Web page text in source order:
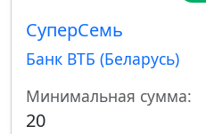
СуперСемь
Банк ВТБ (Беларусь)
Минимальная сумма:
20